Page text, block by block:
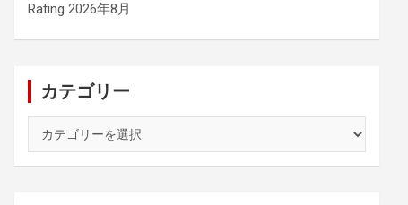
Rating 2026年8月
カテゴリー
ゴ